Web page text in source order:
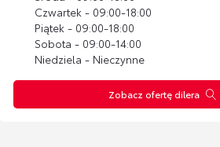
karol.kozlowski@toyota-centrum.pl
Szymon Sareńcza
Czwartek - 09:00-18:00
Piątek - 09:00-18:00
Sobota - 09:00-14:00
Niedziela - Nieczynne
Zobacz ofertę dilera